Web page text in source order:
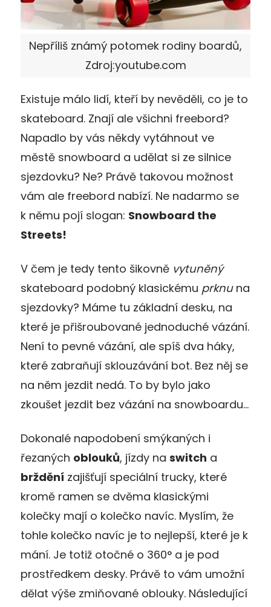
Nepříliš známý potomek rodiny boardů,
Zdroj:youtube.com
Existuje málo lidí, kteří by nevěděli, co je to
skateboard. Znají ale všichni freebord?
Napadlo by vás někdy vytáhnout ve
městě snowboard a udělat si ze silnice
sjezdovku? Ne? Právě takovou možnost
vám ale freebord nabízí. Ne nadarmo se
k němu pojí slogan: Snowboard the
Streets!
V čem je tedy tento šikovně vytuněný
skateboard podobný klasickému prknuna
sjezdovky? Máme tu základní desku, na
které je přišroubované jednoduché vázání.
Není to pevné vázání, ale spíš dva háky,
které zabraňují sklouzávání bot. Bez něj se
na něm jezdit nedá. To by bylo jako
zkoušet jezdit bez vázání na snowboardu…
Dokonalé napodobení smýkaných i
řezaných oblouků, jízdy na switch a
brždění zajišťují speciální trucky, které
kromě ramen se dvěma klasickými
kolečky mají o kolečko navíc. Myslím, že
tohle kolečko navíc je to nejlepší, které je k
mání. Je totiž otočné o 360° a je pod
prostředkem desky. Právě to vám umožní
dělat výše zmiňované oblouky. Následující